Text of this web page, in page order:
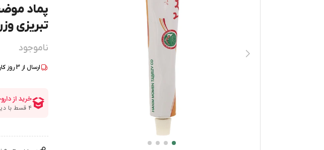
تبریزی وزن 30
ناموجود
ارسال از 3روز